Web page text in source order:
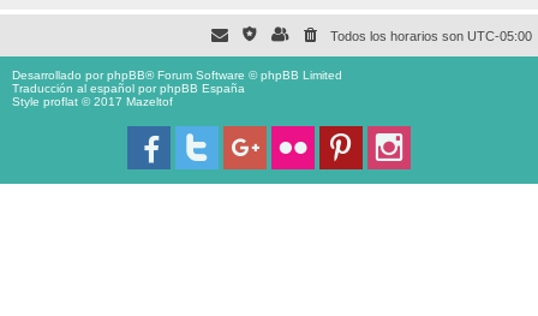
Todos los horarios son UTC-05:00
Desarrollado porphpBB® Forum Software © phpBB Limited
Traducción al español porphpBB España
Style proflat © 2017 Mazeltof